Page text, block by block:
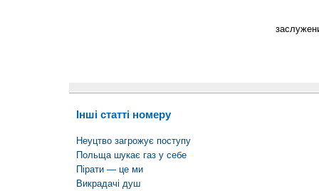
Інші статті номеру
Неуцтво загрожує поступу
Польща шукає газ у себе
Пірати — це ми
Викрадачі душ